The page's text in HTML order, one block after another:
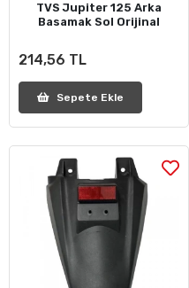
TVS Jupiter 125 Arka
Basamak Sol Orijinal
214,56 TL
Sepete Ekle